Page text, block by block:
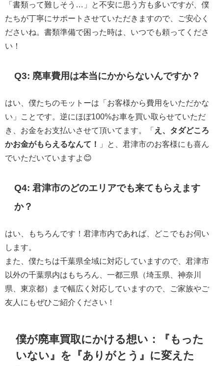
「書類って難しそう…」と不安に思う方も多いですが、僕
たちが丁寧にサポートさせていただきますので、ご安心く
ださいね。書類準備で困った時は、いつでも頼ってくださ
い！
Q3: 廃車費用は本当にかからないんですか？
はい、僕たちのモットーは「お客様から費用をいただかな
い」ことです。逆にほぼ100%お車を買い取らせていただ
き、お金をお支払いさせて頂いてます。「 え、タダどころ
かお金がもらえるなんて！
」と、君津市のお客様にも喜ん
でいただいていますよ😊
Q4: 君津市のどのエリアでも来てもらえます
か？
はい、もちろんです！君津市内であれば、どこでもお伺い
します。
また、僕たちは千葉県全域に対応していますので、君津市
以外の千葉県内はもちろん、一都三県（埼玉県、神奈川
県、東京都）まで幅広く対応していますので、ご家族やご
友人にもぜひご紹介ください！
僕が廃車買取にかける想い：『もった
いない』を『ありがとう』に変えた